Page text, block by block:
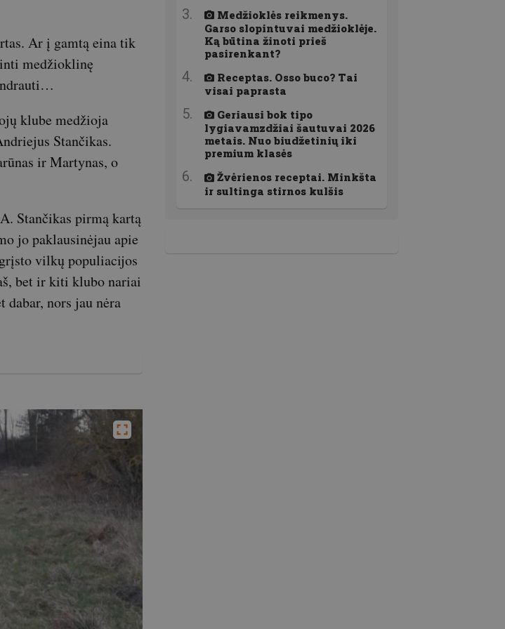
Ar į gamtą eina tik
medžioklinę
klube medžioja
Stančikas.
ir Martynas, o
Stančikas pirmą kartą
jo paklausinėjau apie
vilkų populiacijos
bet ir kiti klubo nariai
nors jau nėra
Medžioklės reikmenys.
Garso slopintuvai medžioklėje.
Ką būtina žinoti prieš
pasirenkant?
Receptas. Osso buco? Tai
visai paprasta
Geriausi bok tipo
lygiavamzdžiai šautuvai 2026
metais. Nuo biudžetinių iki
premium klasės
Žvėrienos receptai. Minkšta
ir sultinga stirnos kulšis